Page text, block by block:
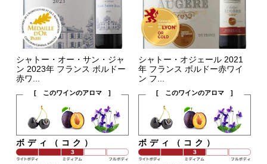
シャトー・オー・サン・ジャ
ン 2023年 フランス ボルドー
赤ワ...
[ このワインのアロマ ]
ボディ（コク）
シャトー・オジェール 2021
年 フランス ボルドー赤ワイ
ン フ...
[ このワインのアロマ ]
ボディ（コク）